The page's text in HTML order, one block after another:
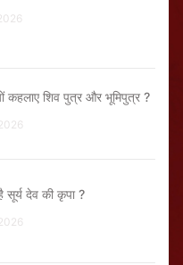
कहलाए शिव पुत्र और भूमिपुत्र ?
सूर्य देव की कृपा ?